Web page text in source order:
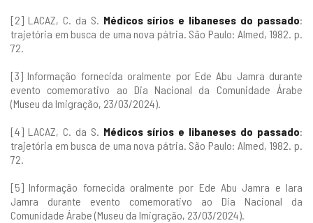
[2] LACAZ, C. da S. Médicos sírios e libaneses do passado:
trajetória em busca de uma nova pátria. São Paulo: Almed, 1982. p.
72.
[3] Informação fornecida oralmente por Ede Abu Jamra durante
evento comemorativo ao Dia Nacional da Comunidade Árabe
(Museu da Imigração, 23/03/2024).
[4] LACAZ, C. da S. Médicos sírios e libaneses do passado:
trajetória em busca de uma nova pátria. São Paulo: Almed, 1982. p.
72.
[5] Informação fornecida oralmente por Ede Abu Jamra e Iara
Jamra durante evento comemorativo ao Dia Nacional da
Comunidade Árabe (Museu da Imigração, 23/03/2024).